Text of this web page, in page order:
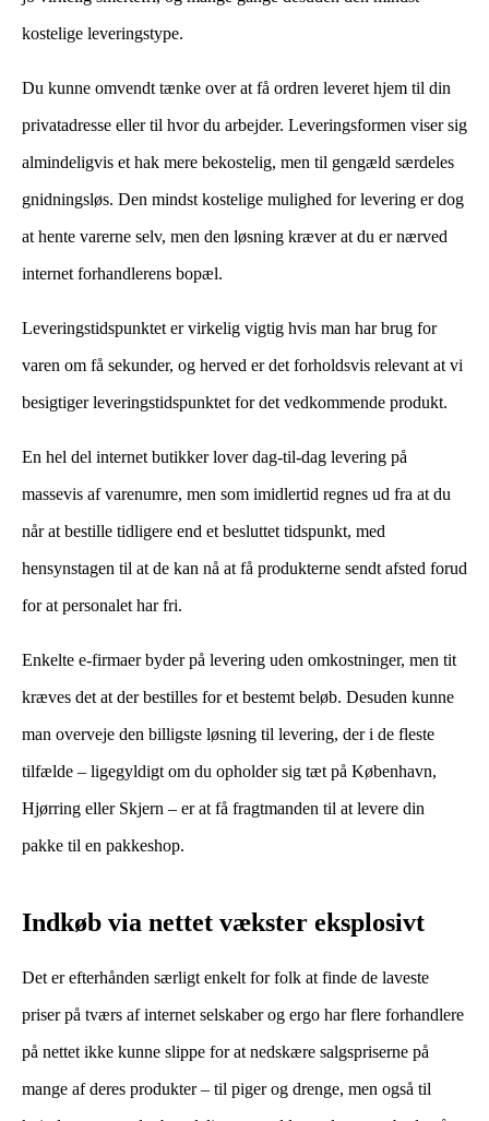
kostelige leveringstype.
Du kunne omvendt tænke over at få ordren leveret hjem til din
privatadresse eller til hvor du arbejder. Leveringsformen viser sig
almindeligvis et hak mere bekostelig, men til gengæld særdeles
gnidningsløs. Den mindst kostelige mulighed for levering er dog
at hente varerne selv, men den løsning kræver at du er nærved
internet forhandlerens bopæl.
Leveringstidspunktet er virkelig vigtig hvis man har brug for
varen om få sekunder, og herved er det forholdsvis relevant at vi
besigtiger leveringstidspunktet for det vedkommende produkt.
En hel del internet butikker lover dag-til-dag levering på
massevis af varenumre, men som imidlertid regnes ud fra at du
når at bestille tidligere end et besluttet tidspunkt, med
hensynstagen til at de kan nå at få produkterne sendt afsted forud
for at personalet har fri.
Enkelte e-firmaer byder på levering uden omkostninger, men tit
kræves det at der bestilles for et bestemt beløb. Desuden kunne
man overveje den billigste løsning til levering, der i de fleste
tilfælde – ligegyldigt om du opholder sig tæt på København,
Hjørring eller Skjern – er at få fragtmanden til at levere din
pakke til en pakkeshop.
Indkøb via nettet vækster eksplosivt
Det er efterhånden særligt enkelt for folk at finde de laveste
priser på tværs af internet selskaber og ergo har flere forhandlere
på nettet ikke kunne slippe for at nedskære salgspriserne på
mange af deres produkter – til piger og drenge, men også til